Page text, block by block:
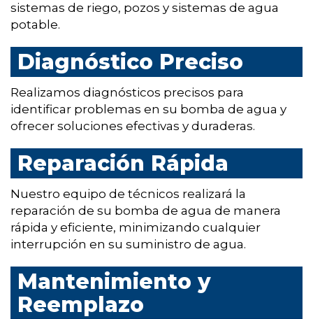
sistemas de riego, pozos y sistemas de agua
potable.
Diagnóstico Preciso
Realizamos diagnósticos precisos para
identificar problemas en su bomba de agua y
ofrecer soluciones efectivas y duraderas.
Reparación Rápida
Nuestro equipo de técnicos realizará la
reparación de su bomba de agua de manera
rápida y eficiente, minimizando cualquier
interrupción en su suministro de agua.
Mantenimiento y
Reemplazo